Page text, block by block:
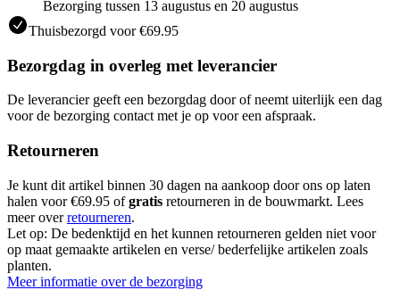
Bezorging tussen 13 augustus en 20 augustus
Thuisbezorgd voor €69.95
Bezorgdag in overleg met leverancier
De leverancier geeft een bezorgdag door of neemt uiterlijk een dag
voor de bezorging contact met je op voor een afspraak.
Retourneren
Je kunt dit artikel binnen 30 dagen na aankoop door ons op laten
halen voor €69.95 ofgratis retourneren in de bouwmarkt. Lees
meer overretourneren.
Let op: De bedenktijd en het kunnen retourneren gelden niet voor
op maat gemaakte artikelen en verse/ bederfelijke artikelen zoals
planten.
Meer informatie over de bezorging